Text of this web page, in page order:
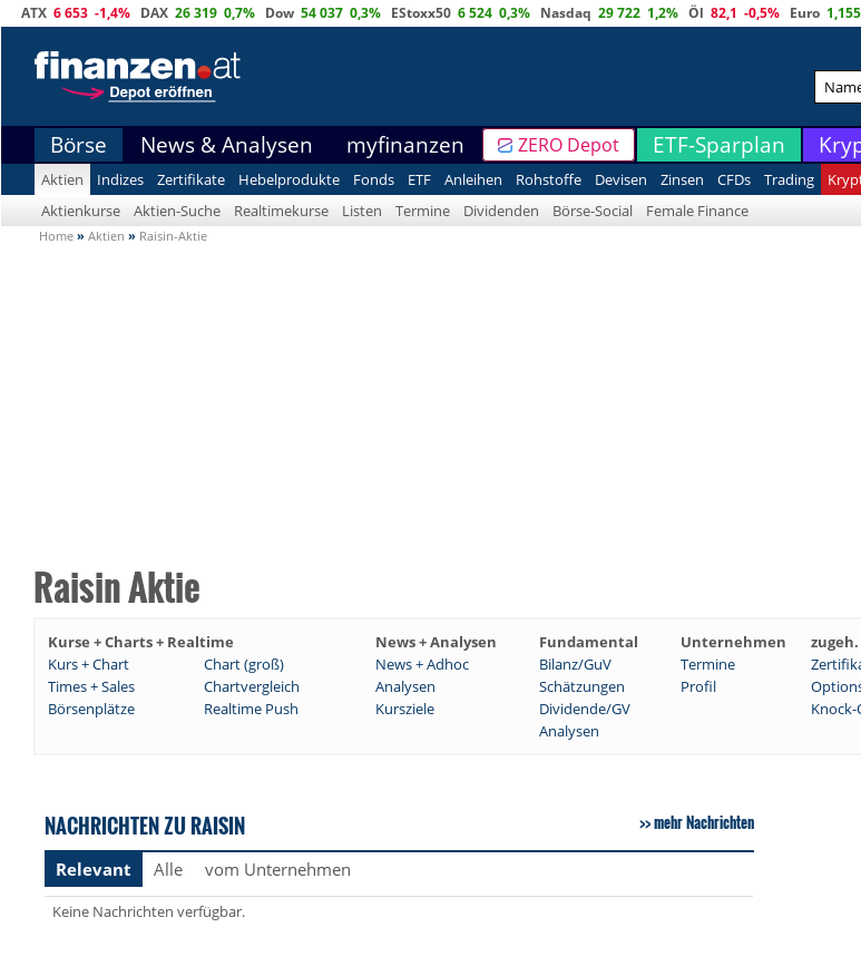
ATX 6 653 -1,4% DAX 26 319 0,7% Dow 54 037 0,3% EStoxx50 6 524 0,3% Nasdaq 29 722 1,2% Öl 82,1 -0,5% Euro
Börse News & Analysen myfinanzen ZERO Depot ETF-Sparplan
Aktien Indizes Zertifikate Hebelprodukte Fonds ETF Anleihen Rohstoffe Devisen Zinsen CFDs Trading
Aktienkurse
Aktien-Suche Realtimekurse Listen Termine Dividenden Börse-Social Female Finance
Home » Aktien » Raisin-Aktie
Raisin Aktie
Kurse + Charts + Realtime News + Analysen Fundamental Unternehmen
Kurs + Chart
Chart (groß) News + Adhoc Bilanz/GuV Termine
Times + Sales
Chartvergleich Analysen Schätzungen Profil
Börsenplätze
Realtime Push Kursziele Dividende/GV
Analysen
NACHRICHTEN ZU RAISIN mehr Nachrichten
Relevant Alle vom Unternehmen
Keine Nachrichten verfügbar.